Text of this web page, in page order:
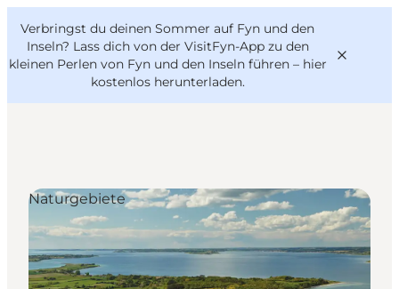
Verbringst du deinen Sommer auf Fyn und den
Inseln? Lass dich von der VisitFyn-App zu den
kleinen Perlen von Fyn und den Inseln führen – hier
kostenlos herunterladen.
Reise Ideen
Outdoor & bike
Essen & trinken
Übernachtung
VisitFyn
Deutsch
Naturgebiete